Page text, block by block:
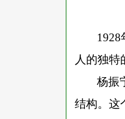
人的独
杨振
结构。这